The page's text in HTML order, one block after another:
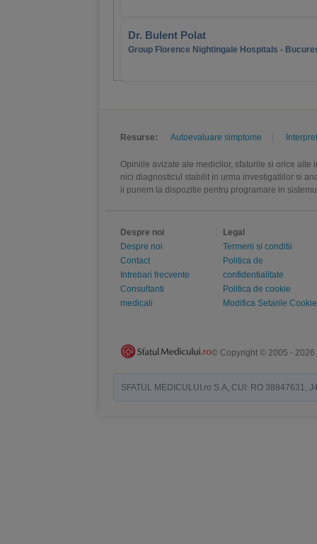
Dr. Bulent Polat
Group Florence Nightingale Hospitals -
Resurse: Autoevaluare simptome
Opiniile avizate ale medicilor, sfaturile si orice
nici diagnosticul stabilit in urma investigatiilor si
ii punem la dispozitie pentru programare in
Despre noi
Despre noi
Contact
Intrebari frecvente
Consultanti
medicali
Legal
Termeni si conditii
Politica de
confidentialitate
Politica de cookie
Modifica Setarile Cookie
© Copyright © 2005 - 2026
SFATUL MEDICULUI.ro S.A, CUI: RO 38847631,